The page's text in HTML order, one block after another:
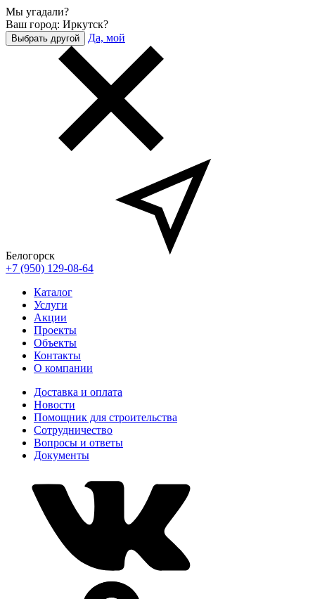
Мы угадали?
Ваш город: Иркутск?
Выбрать другой Да, мой
Белогорск
+7 (950) 129-08-64
Каталог
Услуги
Акции
Проекты
Объекты
Контакты
О компании
Доставка и оплата
Новости
Помощник для строительства
Сотрудничество
Вопросы и ответы
Документы